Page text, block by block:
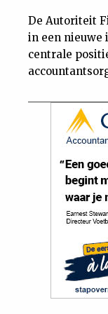
De Autoriteit
in een nieuwe
centrale